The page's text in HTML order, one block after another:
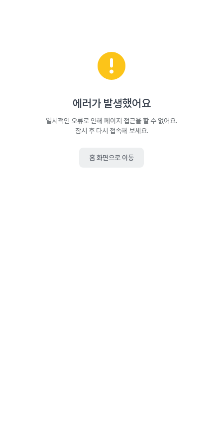
에러가 발생했어요
일시적인 오류로 인해 페이지 접근을 할 수 없어요.
잠시 후 다시 접속해 보세요.
홈 화면으로 이동